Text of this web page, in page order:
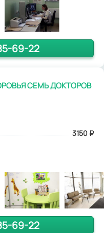
69-22
СЕМЬ ДОКТОРОВ
3150 ₽
69-22